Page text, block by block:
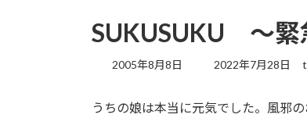
SUKUSUKU 〜緊
2005年8月8日
最
新
2022年7月28日
うちの娘は本当に元気でした。風邪